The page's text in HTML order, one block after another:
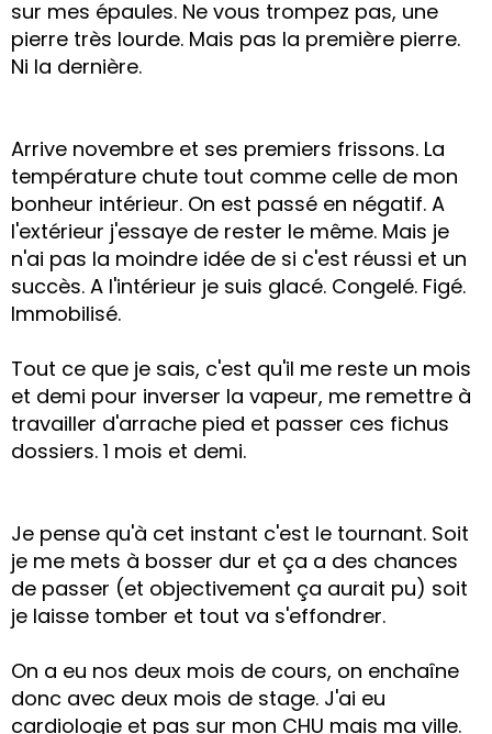
sur mes épaules. Ne vous trompez pas, une
pierre très lourde. Mais pas la première pierre.
Ni la dernière.
Arrive novembre et ses premiers frissons. La
température chute tout comme celle de mon
bonheur intérieur. On est passé en négatif. A
l'extérieur j'essaye de rester le même. Mais je
n'ai pas la moindre idée de si c'est réussi et un
succès. A l'intérieur je suis glacé. Congelé. Figé.
Immobilisé.
Tout ce que je sais, c'est qu'il me reste un mois
et demi pour inverser la vapeur, me remettre à
travailler d'arrache pied et passer ces fichus
dossiers. 1 mois et demi.
Je pense qu'à cet instant c'est le tournant. Soit
je me mets à bosser dur et ça a des chances
de passer (et objectivement ça aurait pu) soit
je laisse tomber et tout va s'effondrer.
On a eu nos deux mois de cours, on enchaîne
donc avec deux mois de stage. J'ai eu
cardiologie et pas sur mon CHU mais ma ville.